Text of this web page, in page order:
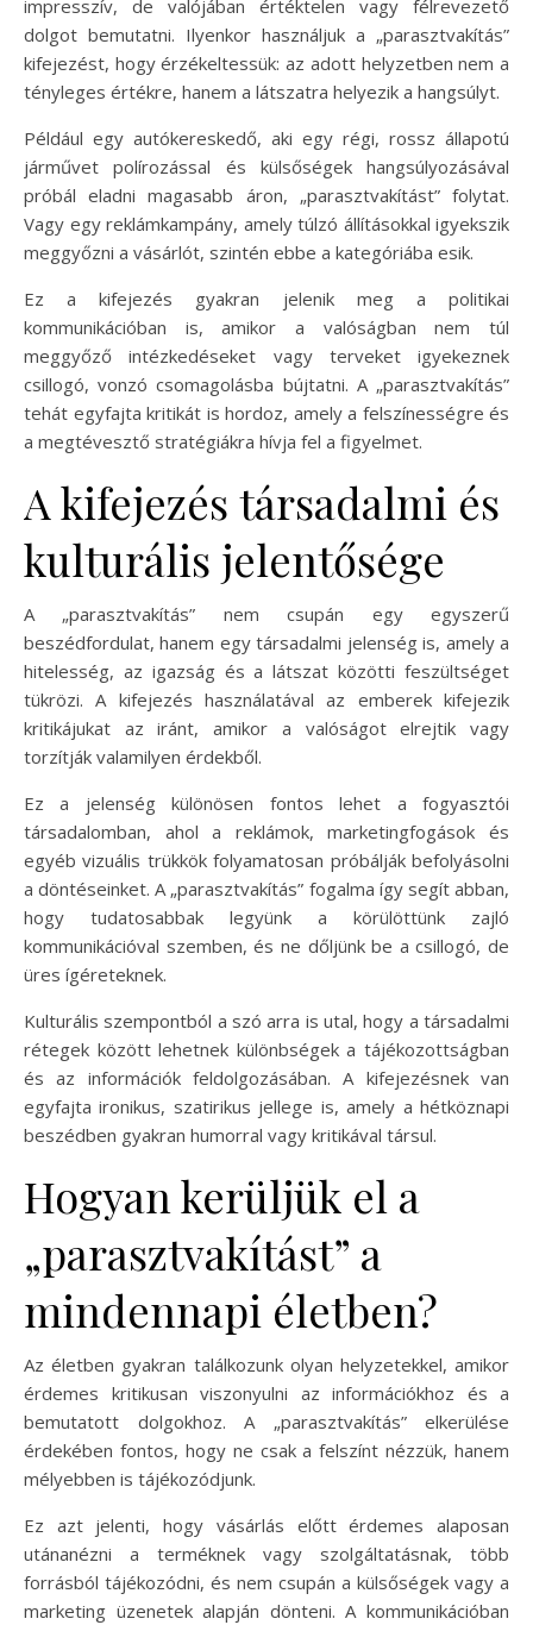
impresszív, de valójában értéktelen vagy félrevezető
dolgot bemutatni. Ilyenkor használjuk a „parasztvakítás”
kifejezést, hogy érzékeltessük: az adott helyzetben nem a
tényleges értékre, hanem a látszatra helyezik a hangsúlyt.
Például egy autókereskedő, aki egy régi, rossz állapotú
járművet polírozással és külsőségek hangsúlyozásával
próbál eladni magasabb áron, „parasztvakítást” folytat.
Vagy egy reklámkampány, amely túlzó állításokkal igyekszik
meggyőzni a vásárlót, szintén ebbe a kategóriába esik.
Ez a kifejezés gyakran jelenik meg a politikai
kommunikációban is, amikor a valóságban nem túl
meggyőző intézkedéseket vagy terveket igyekeznek
csillogó, vonzó csomagolásba bújtatni. A „parasztvakítás”
tehát egyfajta kritikát is hordoz, amely a felszínességre és
a megtévesztő stratégiákra hívja fel a figyelmet.
A kifejezés társadalmi és
kulturális jelentősége
A „parasztvakítás” nem csupán egy egyszerű
beszédfordulat, hanem egy társadalmi jelenség is, amely a
hitelesség, az igazság és a látszat közötti feszültséget
tükrözi. A kifejezés használatával az emberek kifejezik
kritikájukat az iránt, amikor a valóságot elrejtik vagy
torzítják valamilyen érdekből.
Ez a jelenség különösen fontos lehet a fogyasztói
társadalomban, ahol a reklámok, marketingfogások és
egyéb vizuális trükkök folyamatosan próbálják befolyásolni
a döntéseinket. A „parasztvakítás” fogalma így segít abban,
hogy tudatosabbak legyünk a körülöttünk zajló
kommunikációval szemben, és ne dőljünk be a csillogó, de
üres ígéreteknek.
Kulturális szempontból a szó arra is utal, hogy a társadalmi
rétegek között lehetnek különbségek a tájékozottságban
és az információk feldolgozásában. A kifejezésnek van
egyfajta ironikus, szatirikus jellege is, amely a hétköznapi
beszédben gyakran humorral vagy kritikával társul.
Hogyan kerüljük el a
„parasztvakítást” a
mindennapi életben?
Az életben gyakran találkozunk olyan helyzetekkel, amikor
érdemes kritikusan viszonyulni az információkhoz és a
bemutatott dolgokhoz. A „parasztvakítás” elkerülése
érdekében fontos, hogy ne csak a felszínt nézzük, hanem
mélyebben is tájékozódjunk.
Ez azt jelenti, hogy vásárlás előtt érdemes alaposan
utánanézni a terméknek vagy szolgáltatásnak, több
forrásból tájékozódni, és nem csupán a külsőségek vagy a
marketing üzenetek alapján dönteni. A kommunikációban